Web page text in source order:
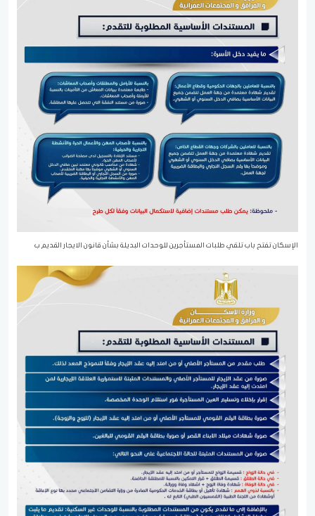
الإسكان تفتح باب تلقي طلبات المستأجرين للوحدات البديلة بشأن قانون الايجار القديم ب